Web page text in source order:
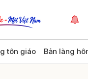
tôn giáo Bản làng